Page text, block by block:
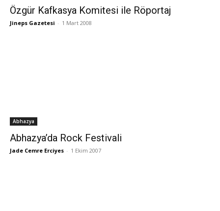
Özgür Kafkasya Komitesi ile Röportaj
Jineps Gazetesi - 1 Mart 2008
Abhazya
Abhazya’da Rock Festivali
Jade Cemre Erciyes - 1 Ekim 2007